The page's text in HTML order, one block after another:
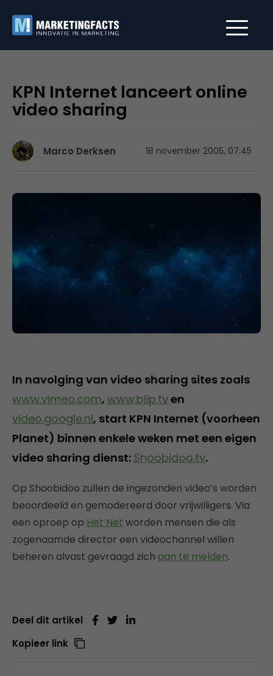
KPN Internet lanceert online
video sharing
Marco Derksen 18 november 2005, 07:45
In navolging van video sharing sites zoals
www.vimeo.com, www.blip.tven
video.google.nl, start KPN Internet (voorheen
Planet) binnen enkele weken met een eigen
video sharing dienst: Shoobidoo.tv.
Op Shoobidoo zullen de ingezonden video’s worden
beoordeeld en gemodereerd door vrijwilligers. Via
een oproep op Het Net worden mensen die als
zogenaamde director een videochannel willen
beheren alvast gevraagd zich aan te melden.
Deel dit artikel
Kopieer link